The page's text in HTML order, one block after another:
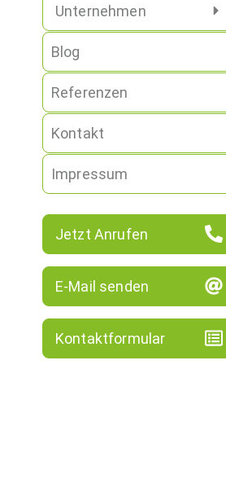
Unternehmen
Blog
Referenzen
Kontakt
Impressum
Jetzt Anrufen
E-Mail senden
Kontaktformular